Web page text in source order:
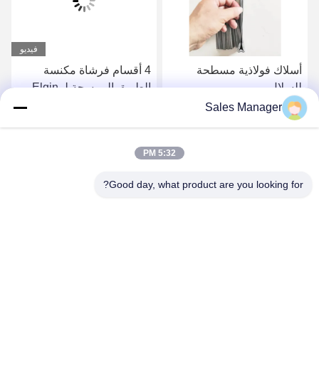
أسلاك فولاذية مسطحة
للسلال
فيديو
4 أقسام فرشاة مكنسة
الطريق الممسحة لـ Elgin
Sales Manager
5:32 PM
Good day, what product are you looking for?